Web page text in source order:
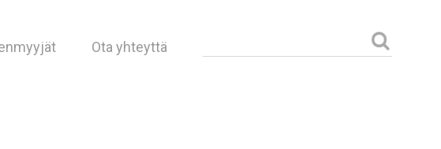
Ota yhteyttä